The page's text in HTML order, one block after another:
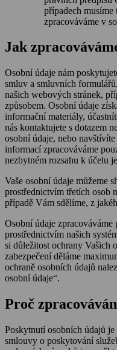
případech musíme
zpracováváme v
Jak
Osobní údaje nám
smluv a smluvních
našich webových stránek,
způsobem. Osobní údaje
informační materiály,
nás kontaktujete s dotazem
osobní údaje, nebo
informací zpracováváme
nezbytném rozsahu k účelu
Vaše osobní údaje můžeme
prostřednictvím třetích osob
případě Vám sdělíme, z
Osobní údaje zpracováváme
prostřednictvím našich
si důležitost ochrany Vašich
zabezpečení děláme
ochraně osobních údajů
osobní údaje“.
Proč
Poskytnutí osobních údajů
smlouvy o poskytování